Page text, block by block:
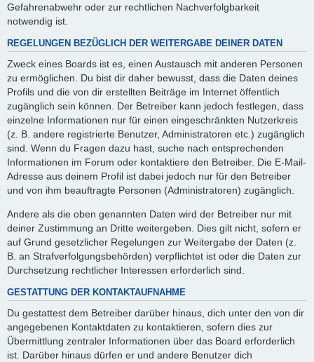
Gefahrenabwehr oder zur rechtlichen Nachverfolgbarkeit
notwendig ist.
REGELUNGEN BEZÜGLICH DER WEITERGABE DEINER DATEN
Zweck eines Boards ist es, einen Austausch mit anderen Personen
zu ermöglichen. Du bist dir daher bewusst, dass die Daten deines
Profils und die von dir erstellten Beiträge im Internet öffentlich
zugänglich sein können. Der Betreiber kann jedoch festlegen, dass
einzelne Informationen nur für einen eingeschränkten Nutzerkreis
(z. B. andere registrierte Benutzer, Administratoren etc.) zugänglich
sind. Wenn du Fragen dazu hast, suche nach entsprechenden
Informationen im Forum oder kontaktiere den Betreiber. Die E-Mail-
Adresse aus deinem Profil ist dabei jedoch nur für den Betreiber
und von ihm beauftragte Personen (Administratoren) zugänglich.
Andere als die oben genannten Daten wird der Betreiber nur mit
deiner Zustimmung an Dritte weitergeben. Dies gilt nicht, sofern er
auf Grund gesetzlicher Regelungen zur Weitergabe der Daten (z.
B. an Strafverfolgungsbehörden) verpflichtet ist oder die Daten zur
Durchsetzung rechtlicher Interessen erforderlich sind.
GESTATTUNG DER KONTAKTAUFNAHME
Du gestattest dem Betreiber darüber hinaus, dich unter den von dir
angegebenen Kontaktdaten zu kontaktieren, sofern dies zur
Übermittlung zentraler Informationen über das Board erforderlich
ist. Darüber hinaus dürfen er und andere Benutzer dich